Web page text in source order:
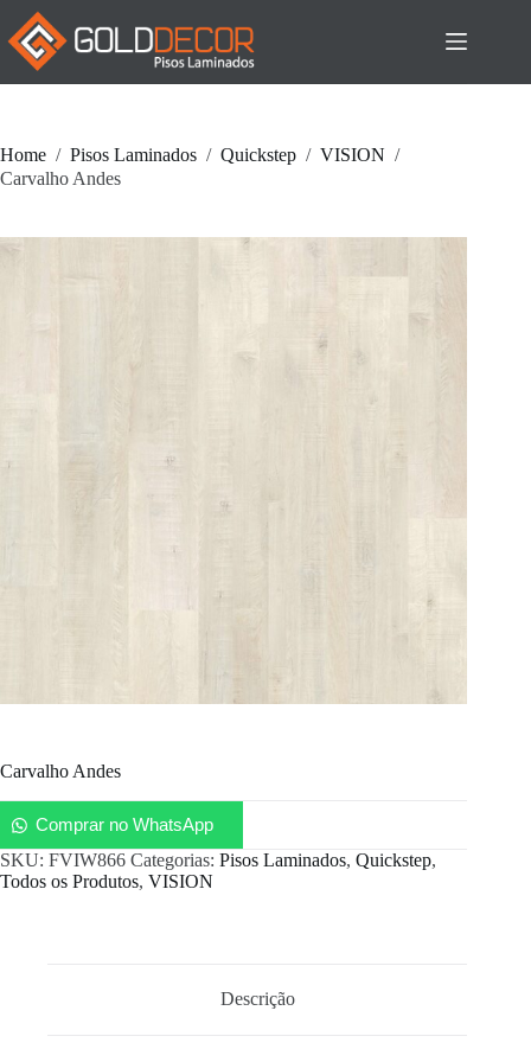
Pular
para
conteúdo
Home / Pisos Laminados / Quickstep / VISION /
Carvalho Andes
Carvalho Andes
Comprar no WhatsApp
SKU: FVIW866 Categorias: Pisos Laminados, Quickstep,
Todos os Produtos, VISION
Descrição